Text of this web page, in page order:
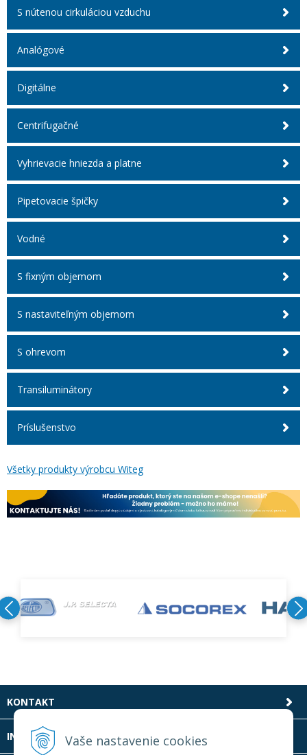
Vaše nastavenie cookies
S nútenou cirkuláciou vzduchu
Analógové
Digitálne
Centrifugačné
Vyhrievacie hniezda a platne
Pipetovacie špičky
Vodné
S fixným objemom
S nastaviteľným objemom
S ohrevom
Transiluminátory
Príslušenstvo
Všetky produkty výrobcu Witeg
KONTAKT
INFOLINKA